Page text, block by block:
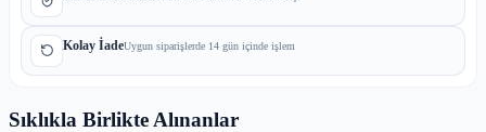
Kolay İadeUygun siparişlerde 14 gün içinde işlem
Sıklıkla Birlikte Alınanlar